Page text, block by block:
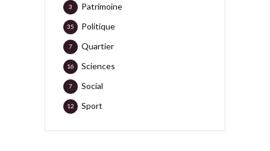
Patrimoine
3
Politique
35
Quartier
7
Sciences
16
Social
7
Sport
12